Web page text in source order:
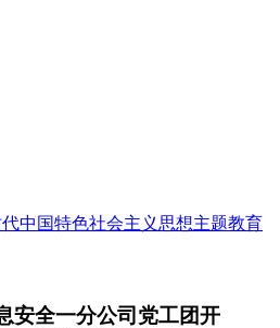
中国特色社会主义思想主题教育
安全一分公司党工团开